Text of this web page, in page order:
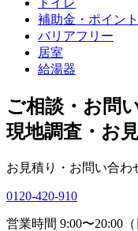
トイレ
補助金・ポイン
バリアフリー
居室
給湯器
ご相談・お問
現地調査・お
お見積り・お問い合わ
0120-420-910
営業時間 9:00〜20:00（